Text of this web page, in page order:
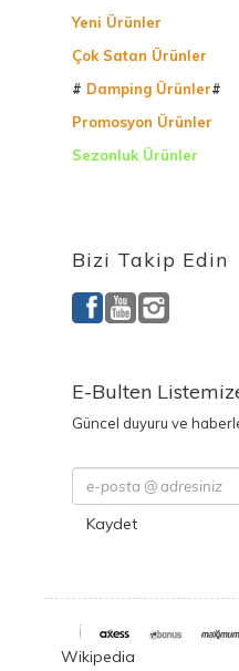
Yeni Ürünler
Çok Satan Ürünler
# Damping Ürünler#
Promosyon Ürünler
Sezonluk Ürünler
Bizi Takip Edin
E-Bulten
Güncel duyuru ve
Kaydet
Wikipedia